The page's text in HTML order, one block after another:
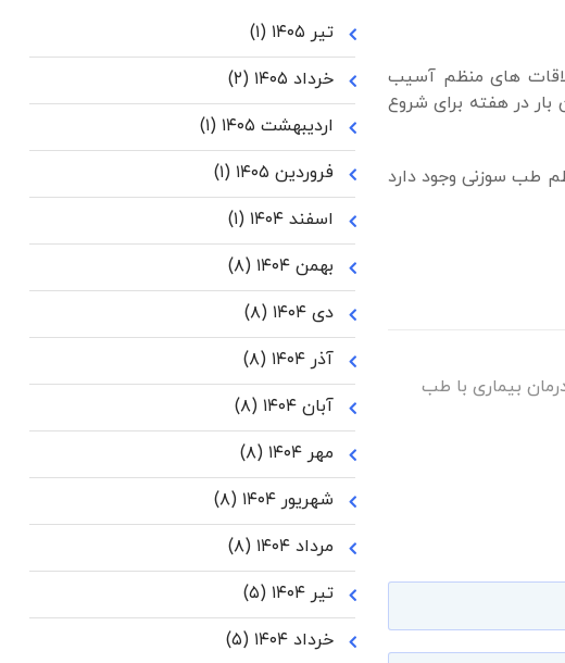
های منظم آسیب
در هفته برای شروع
طب سوزنی وجود دارد
بیماری با طب
تیر ۱۴۰۵
(۱)
خرداد ۱۴۰۵
(۲)
اردیبهشت ۱۴۰۵
(۱)
فروردین ۱۴۰۵
(۱)
اسفند ۱۴۰۴
(۱)
بهمن ۱۴۰۴
(۸)
دی ۱۴۰۴
(۸)
آذر ۱۴۰۴
(۸)
آبان ۱۴۰۴
(۸)
مهر ۱۴۰۴
(۸)
شهریور ۱۴۰۴
(۸)
مرداد ۱۴۰۴
(۸)
تیر ۱۴۰۴
(۵)
خرداد ۱۴۰۴
(۵)